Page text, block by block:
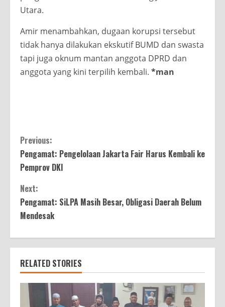
Utara.
Amir menambahkan, dugaan korupsi tersebut
tidak hanya dilakukan ekskutif BUMD dan swasta
tapi juga oknum mantan anggota DPRD dan
anggota yang kini terpilih kembali. *man
Continue
Reading
Previous:
Pengamat: Pengelolaan Jakarta Fair Harus Kembali ke
Pemprov DKI
Next:
Pengamat: SiLPA Masih Besar, Obligasi Daerah Belum
Mendesak
RELATED STORIES